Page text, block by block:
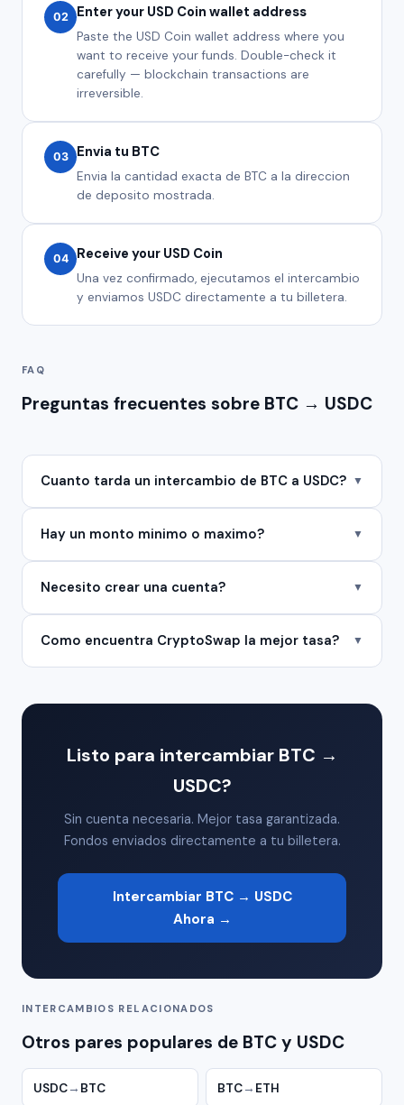
02 Enter your USD Coin wallet address
Paste the USD Coin wallet address where you
want to receive your funds. Double-check it
carefully — blockchain transactions are
irreversible.
03 Envia tu BTC
Envia la cantidad exacta de BTC a la direccion
de deposito mostrada.
04 Receive your USD Coin
Una vez confirmado, ejecutamos el intercambio
y enviamos USDC directamente a tu billetera.
FAQ
Preguntas frecuentes sobre BTC → USDC
Cuanto tarda un intercambio de BTC a USDC? ▼
Hay un monto minimo o maximo? ▼
Necesito crear una cuenta? ▼
Como encuentra CryptoSwap la mejor tasa? ▼
Listo para intercambiar BTC →
USDC?
Sin cuenta necesaria. Mejor tasa garantizada.
Fondos enviados directamente a tu billetera.
Intercambiar BTC → USDC
Ahora →
INTERCAMBIOS RELACIONADOS
Otros pares populares de BTC y USDC
USDC→ BTC BTC→ ETH